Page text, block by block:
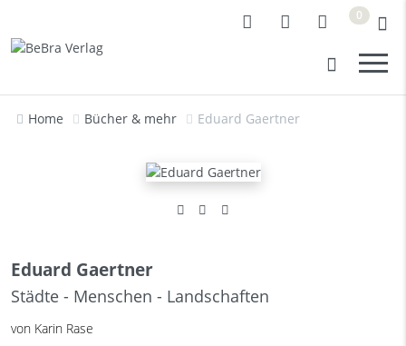
0
Home Bücher & mehr Eduard Gaertner
Eduard Gaertner
Städte - Menschen - Landschaften
von Karin Rase